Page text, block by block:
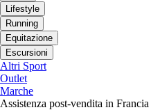
Lifestyle
Running
Equitazione
Escursioni
Altri Sport
Outlet
Marche
Assistenza post-vendita in Francia